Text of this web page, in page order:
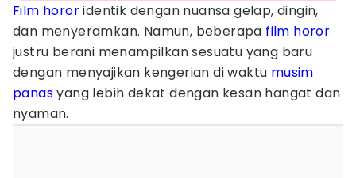
Film hororidentik dengan nuansa gelap, dingin,
dan menyeramkan. Namun, beberapa film horor
justru berani menampilkan sesuatu yang baru
dengan menyajikan kengerian di waktu musim
panasyang lebih dekat dengan kesan hangat dan
nyaman.